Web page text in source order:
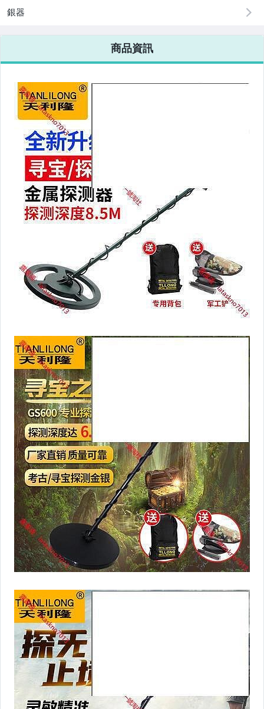
手機、配件與通訊
美容保養與彩妝
電腦、平板與周邊
相機、攝影與周邊
運動、戶外與休閒
嬰幼兒與孕婦
汽機車精品百貨
居家、家具與園藝
玩具、模型與公仔
偶像、球員卡與郵幣
手錶與飾品配件
家電與影音視聽
銀器
商品資訊